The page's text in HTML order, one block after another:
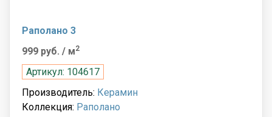
Раполано 3
999 руб. / м2
Артикул: 104617
Производитель: Керамин
Коллекция: Раполано